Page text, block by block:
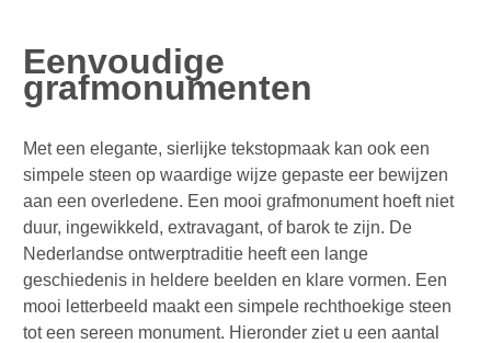
Eenvoudige
grafmonumenten
Met een elegante, sierlijke tekstopmaak kan ook een
simpele steen op waardige wijze gepaste eer bewijzen
aan een overledene. Een mooi grafmonument hoeft niet
duur, ingewikkeld, extravagant, of barok te zijn. De
Nederlandse ontwerptraditie heeft een lange
geschiedenis in heldere beelden en klare vormen. Een
mooi letterbeeld maakt een simpele rechthoekige steen
tot een sereen monument. Hieronder ziet u een aantal